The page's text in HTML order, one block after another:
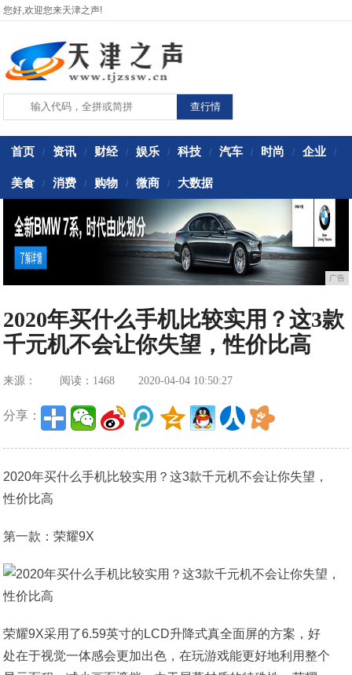
您好,欢迎您来天津之声!
首页 / 资讯 / 财经 / 娱乐 / 科技 / 汽车 / 时尚 / 企业 /
美食 / 消费 / 购物 / 微商 / 大数据
广告
2020年买什么手机比较实用？这3款
千元机不会让你失望，性价比高
来源： 阅读：1468 2020-04-04 10:50:27
分享：
2020年买什么手机比较实用？这3款千元机不会让你失望，
性价比高
第一款：荣耀9X
荣耀9X采用了6.59英寸的LCD升降式真全面屏的方案，好
处在于视觉一体感会更加出色，在玩游戏能更好地利用整个